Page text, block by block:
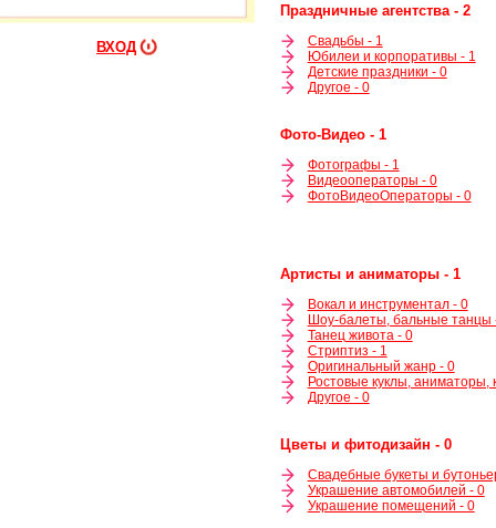
ВХОД
Праздничные агентства - 2
Свадьбы - 1
Юбилеи и корпоративы - 1
Детские праздники - 0
Другое - 0
Фото-Видео - 1
Фотографы - 1
Видеооператоры - 0
ФотоВидеоОператоры - 0
Артисты и аниматоры - 1
Вокал и инструментал - 0
Шоу-балеты, бальные танцы
Танец живота - 0
Стриптиз - 1
Оригинальный жанр - 0
Ростовые куклы, аниматоры,
Другое - 0
Цветы и фитодизайн - 0
Свадебные букеты и
Украшение автомобилей - 0
Украшение помещений - 0